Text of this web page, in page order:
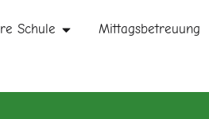
Schule
Mittagsbetreuung